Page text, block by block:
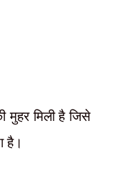
मुहर मिली है जिसे
है।